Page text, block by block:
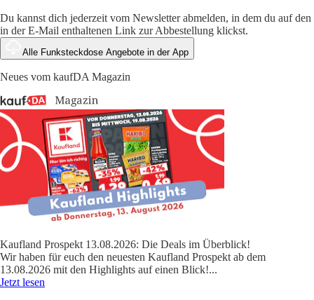
Du kannst dich jederzeit vom Newsletter abmelden, in dem du auf den
in der E-Mail enthaltenen Link zur Abbestellung klickst.
Alle Funksteckdose Angebote in der App
Neues vom kaufDA Magazin
Kaufland Prospekt 13.08.2026: Die Deals im Überblick!
Wir haben für euch den neuesten Kaufland Prospekt ab dem
13.08.2026 mit den Highlights auf einen Blick!...
Jetzt lesen